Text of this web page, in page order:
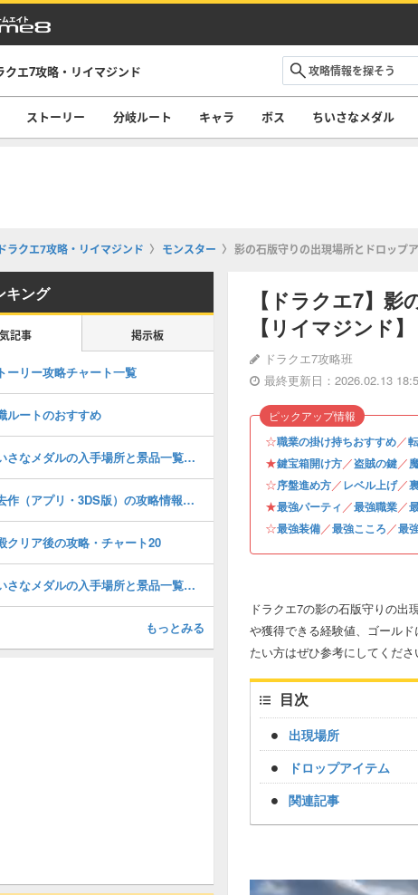
クエ7攻略・リイマジンド
ストーリー 分岐ルート キャラ ボス ちいさなメダル
ドラクエ7攻略・リイマジンド モンスター 影の石版守りの出現場所とドロップ
【ドラクエ7】
【リイマジンド】
ドラクエ7攻略班
最終更新日：2026.02.13
☆職業の掛け持ちおすすめ／
★鍵宝箱開け方／盗賊の鍵／
☆序盤進め方／レベル上げ／
★最強パーティ ／最強職業／
☆最強装備／最強こころ／最
ピックアップ情報
ドラクエ7の影の石版守りの
や獲得できる経験値、ゴール
たい方はぜひ参考にしてくださ
目次
出現場所
ドロップアイテム
関連記事
キング
記事 掲示板
ーリー攻略チャート一覧
ルートのおすすめ
ちいさなメダルの入手場所と景品一覧・全100個網羅
過去作（アプリ・3DS版）の攻略情報まとめ
クリア後の攻略・チャート20
ちいさなメダルの入手場所と景品一覧・全100個網羅
もっとみる